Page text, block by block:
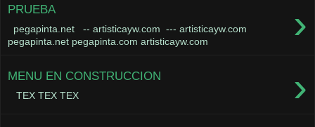
PRUEBA ›
pegapinta.net -- artisticayw.com --- artisticayw.com
pegapinta.net pegapinta.com artisticayw.com
MENU EN CONSTRUCCION ›
TEX TEX TEX